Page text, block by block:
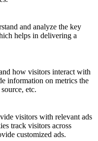
and analyze the key
helps in delivering a
how visitors interact with
information on metrics the
etc.
visitors with relevant ads
track visitors across
customized ads.